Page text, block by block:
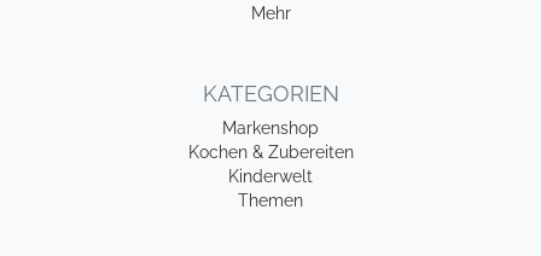
Mehr
KATEGORIEN
Markenshop
Kochen & Zubereiten
Kinderwelt
Themen